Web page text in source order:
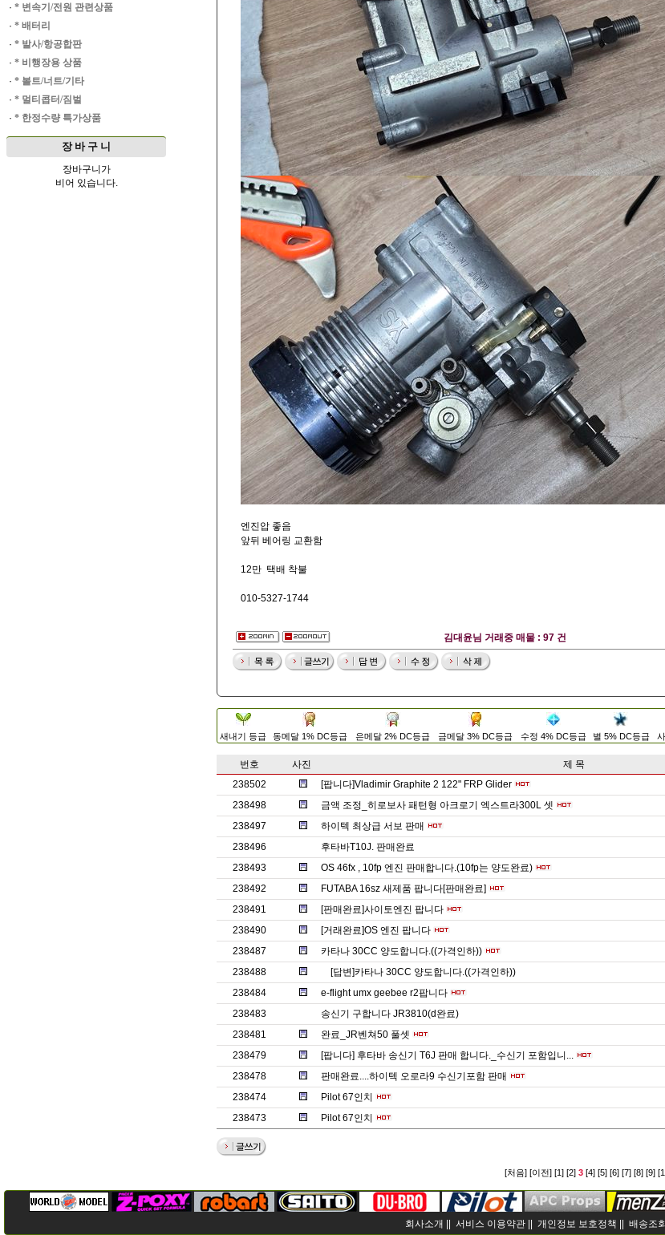
· * 변속기/전원 관련상품
· * 배터리
· * 발사/항공합판
· * 비행장용 상품
· * 볼트/너트/기타
· * 멀티콥터/짐벌
· * 한정수량 특가상품
장 바 구 니
장바구니가
비어 있습니다.
엔진압 좋음
앞뒤 베어링 교환함
12만 택배 착불
010-5327-1744
김대윤님 거래중 매물 : 97 건
새내기 등급 동메달 1% DC등급 은메달 2% DC등급 금메달 3% DC등급 수정 4% DC등급 별 5% DC등급
번호 사진 제 목
238502
[팝니다]Vladimir Graphite 2 122" FRP Glider
238498
금액 조정_히로보사 패턴형 아크로기 엑스트라300L 셋
238497
하이텍 최상급 서보 판매
238496
후타바T10J. 판매완료
238493
OS 46fx , 10fp 엔진 판매합니다.(10fp는 양도완료)
238492
FUTABA 16sz 새제품 팝니다[판매완료]
238491
[판매완료]사이토엔진 팝니다
238490
[거래완료]OS 엔진 팝니다
238487
카타나 30CC 양도합니다.((가격인하))
238488
[답변]카타나 30CC 양도합니다.((가격인하))
238484
e-flight umx geebee r2팝니다
238483
송신기 구합니다 JR3810(d완료)
238481
완료_JR벤쳐50 풀셋
238479
[팝니다] 후타바 송신기 T6J 판매 합니다._수신기 포함입니...
238478
판매완료....하이텍 오로라9 수신기포함 판매
238474
Pilot 67인치
238473
Pilot 67인치
[처음] [이전] [1] [2] 3 [4] [5] [6] [7] [8] [9]
회사소개 || 서비스 이용약관 || 개인정보 보호정책 || 배송조회